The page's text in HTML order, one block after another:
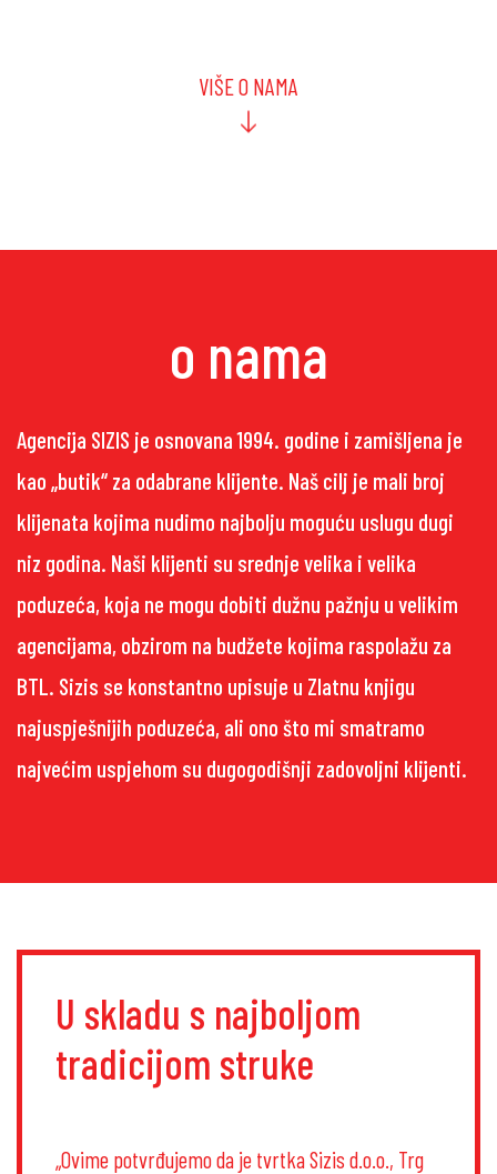
VIŠE O NAMA
o nama
Agencija SIZIS je osnovana 1994. godine i zamišljena je
kao „butik“ za odabrane klijente. Naš cilj je mali broj
klijenata kojima nudimo najbolju moguću uslugu dugi
niz godina. Naši klijenti su srednje velika i velika
poduzeća, koja ne mogu dobiti dužnu pažnju u velikim
agencijama, obzirom na budžete kojima raspolažu za
BTL. Sizis se konstantno upisuje u Zlatnu knjigu
najuspješnijih poduzeća, ali ono što mi smatramo
najvećim uspjehom su dugogodišnji zadovoljni klijenti.
U skladu s najboljom
tradicijom struke
„Ovime potvrđujemo da je tvrtka Sizis d.o.o., Trg